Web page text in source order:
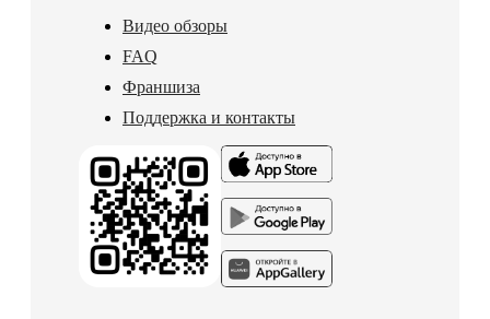
Видео обзоры
FAQ
Франшиза
Поддержка и контакты